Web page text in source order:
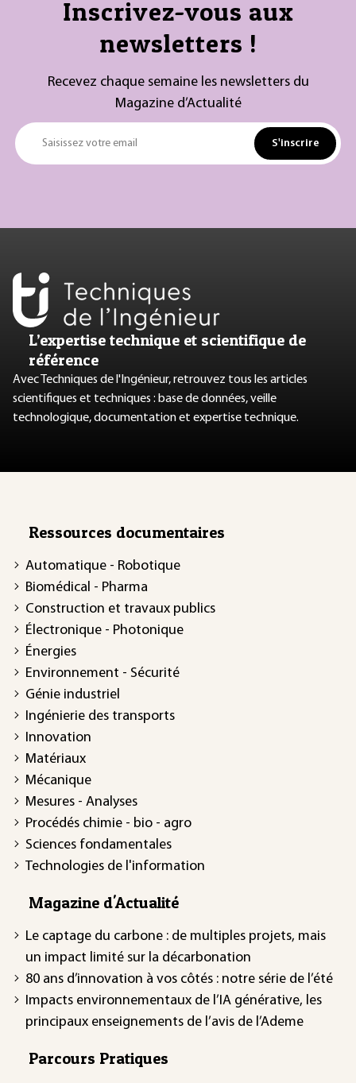
Inscrivez-vous aux
newsletters !
Recevez chaque semaine les newsletters du
Magazine d’Actualité
Saisissez votre email S'inscrire
L’expertise technique et scientifique de
référence
Avec Techniques de l'Ingénieur, retrouvez tous les articles
scientifiques et techniques : base de données, veille
technologique, documentation et expertise technique.
Ressources documentaires
Automatique - Robotique
Biomédical - Pharma
Construction et travaux publics
Électronique - Photonique
Énergies
Environnement - Sécurité
Génie industriel
Ingénierie des transports
Innovation
Matériaux
Mécanique
Mesures - Analyses
Procédés chimie - bio - agro
Sciences fondamentales
Technologies de l'information
Magazine d'Actualité
Le captage du carbone : de multiples projets, mais
un impact limité sur la décarbonation
80 ans d’innovation à vos côtés : notre série de l’été
Impacts environnementaux de l’IA générative, les
principaux enseignements de l’avis de l’Ademe
Parcours Pratiques